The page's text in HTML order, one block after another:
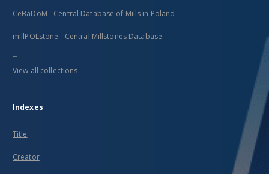
CeBaDoM - Central Database of Mills in Poland
millPOLstone - Central Millstones Database
...
View all collections
Indexes
Title
Creator